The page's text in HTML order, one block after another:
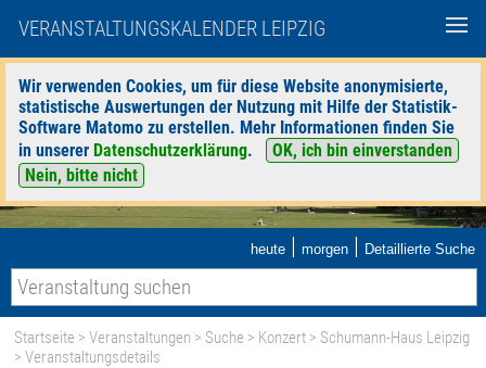
VERANSTALTUNGSKALENDER LEIPZIG
Wir verwenden Cookies, um für diese Website anonymisierte,
statistische Auswertungen der Nutzung mit Hilfe der Statistik-
Software Matomo zu erstellen. Mehr Informationen finden Sie
in unserer Datenschutzerklärung.
OK, ich bin einverstanden
Nein, bitte nicht
heute | morgen | Detaillierte Suche
Startseite >Veranstaltungen > Suche > Konzert > Schumann-Haus Leipzig
> Veranstaltungsdetails